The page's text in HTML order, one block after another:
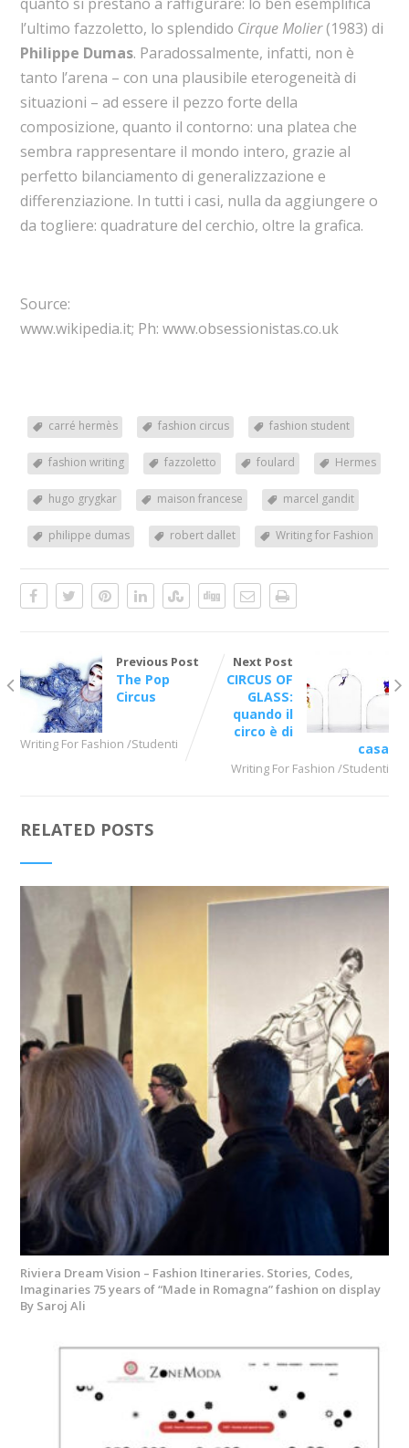
l’ultimo fazzoletto, lo splendido Cirque Molier(1983) di
Philippe Dumas. Paradossalmente, infatti, non è
tanto l’arena – con una plausibile eterogeneità di
situazioni – ad essere il pezzo forte della
composizione, quanto il contorno: una platea che
sembra rappresentare il mondo intero, grazie al
perfetto bilanciamento di generalizzazione e
differenziazione. In tutti i casi, nulla da aggiungere o
da togliere: quadrature del cerchio, oltre la grafica.
Source:
www.wikipedia.it; Ph: www.obsessionistas.co.uk
carré hermès fashion circus fashion student
fashion writing fazzoletto foulard Hermes
hugo grygkar maison francese marcel gandit
philippe dumas robert dallet Writing for Fashion
Previous Post
The Pop
Circus
Writing For Fashion /Studenti
Next Post
CIRCUS OF
GLASS:
quando il
circo è di
casa
Writing For Fashion /Studenti
RELATED POSTS
Riviera Dream Vision – Fashion Itineraries. Stories, Codes,
Imaginaries 75 years of “Made in Romagna” fashion on display
By Saroj Ali